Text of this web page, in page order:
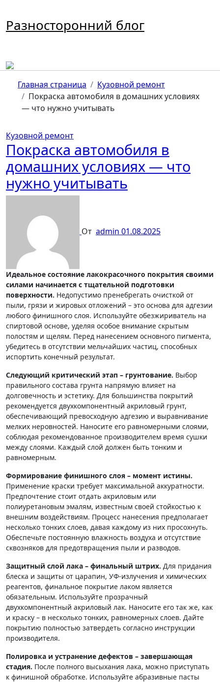
содержимому
Разносторонний блог
Главная страница
Кузовной ремонт
Покраска автомобиля в домашних условиях
— что нужно учитывать
Кузовной ремонт
Покраска автомобиля в
домашних условиях — что
нужно учитывать
От admin 01.08.2025
Идеальное состояние лакокрасочного покрытия своими
силами начинается с тщательной подготовки
поверхности. Недопустимо пренебрегать очисткой от
пыли, грязи и жировых отложений – это основа для адгезии
любого финишного слоя. Используйте обезжириватель на
спиртовой основе, уделяя особое внимание скрытым
полостям и щелям. Перед нанесением основного пигмента,
убедитесь в отсутствии мельчайших частиц, способных
испортить конечный результат.
Следующий критический этап – грунтование. Выбор
правильного состава грунта напрямую влияет на
долговечность и эстетику. Для большинства покрытий
рекомендуется двухкомпонентный акриловый грунт,
обеспечивающий превосходную адгезию и выравнивание
мелких неровностей. Наносите его равномерными слоями,
соблюдая рекомендованное производителем время сушки
между слоями. Каждый слой должен быть тонким и
равномерным.
Формирование финишного слоя – момент истины.
Применение краски требует максимальной аккуратности.
Предпочтение стоит отдать акриловым или
полиуретановым эмалям, известным своей стойкостью к
внешним воздействиям. Процесс нанесения предполагает
несколько тонких слоев, давая каждому из них просохнуть.
Обеспечьте постоянную влажность воздуха и отсутствие
сквозняков для предотвращения пыли и разводов.
Защитный слой лака – финальный штрих. Для придания
блеска и защиты от царапин, УФ-излучения и химических
реагентов, финальное покрытие лаком является
обязательным. Используйте прозрачный
двухкомпонентный акриловый лак. Наносите его так же, как
и краску – в несколько тонких, равномерных слоев. Дайте
покрытию полностью затвердеть согласно инструкции
производителя.
Полировка и устранение дефектов – завершающая
стадия. После полного высыхания лака, можно приступать
к финишной обработке. Используйте абразивные пасты